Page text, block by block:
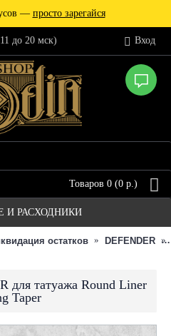
— просто зарегайся
до 20 мск) Вход
Товаров 0 (0 р.)
И РАСХОДНИКИ
остатков DEFENDER
для татуажа Round Liner
Taper